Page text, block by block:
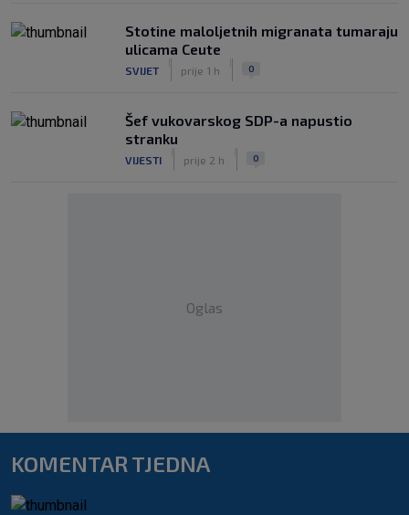
Stotine maloljetnih migranata tumaraju
ulicama Ceute
SVIJET prije 1 h 0
Šef vukovarskog SDP-a napustio
stranku
VIJESTI prije 2 h 0
Oglas
KOMENTAR TJEDNA